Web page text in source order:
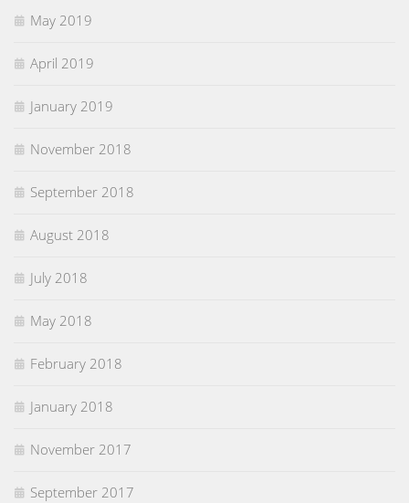
May 2019
April 2019
January 2019
November 2018
September 2018
August 2018
July 2018
May 2018
February 2018
January 2018
November 2017
September 2017